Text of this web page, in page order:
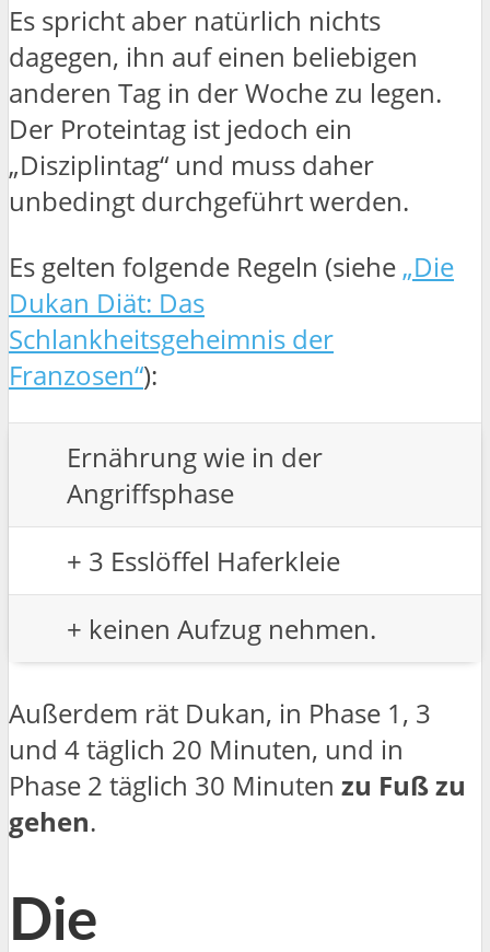
Es spricht aber natürlich nichts
dagegen, ihn auf einen beliebigen
anderen Tag in der Woche zu legen.
Der Proteintag ist jedoch ein
„Disziplintag“ und muss daher
unbedingt durchgeführt werden.
Es gelten folgende Regeln (siehe „Die
Dukan Diät: Das
Schlankheitsgeheimnis der
Franzosen“):
Ernährung wie in der
Angriffsphase
+ 3 Esslöffel Haferkleie
+ keinen Aufzug nehmen.
Außerdem rät Dukan, in Phase 1, 3
und 4 täglich 20 Minuten, und in
Phase 2 täglich 30 Minuten zu Fuß zu
gehen.
Die